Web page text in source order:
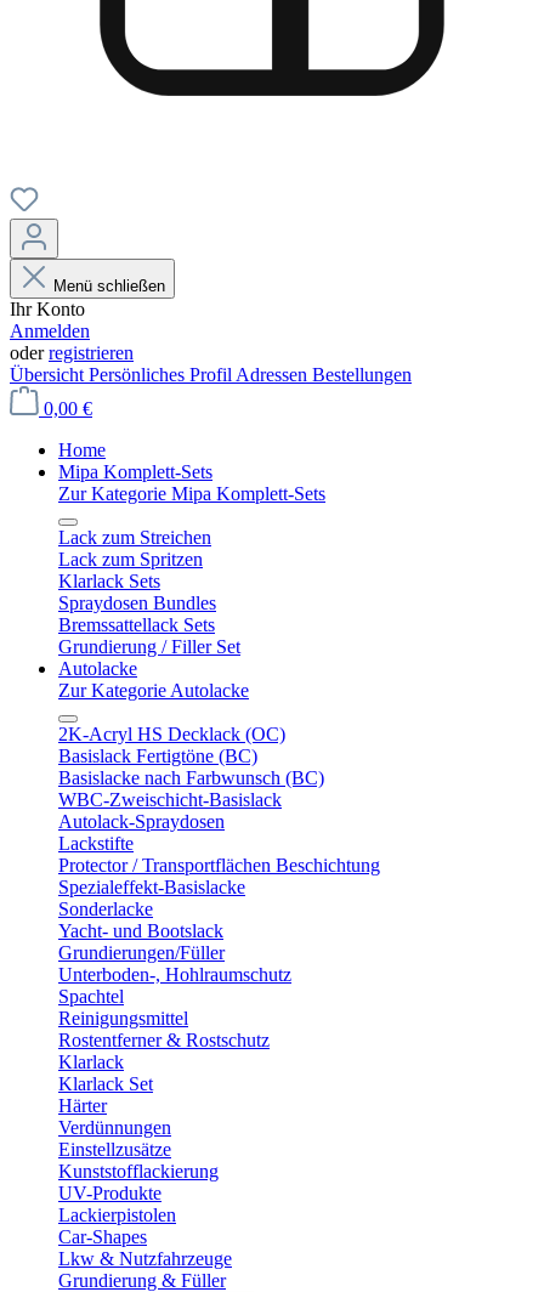
Menü schließen
Ihr Konto
Anmelden
oderregistrieren
Übersicht Persönliches Profil Adressen Bestellungen
0,00 €
Home
Mipa Komplett-Sets
Zur Kategorie Mipa Komplett-Sets
Lack zum Streichen
Lack zum Spritzen
Klarlack Sets
Spraydosen Bundles
Bremssattellack Sets
Grundierung / Filler Set
Autolacke
Zur Kategorie Autolacke
2K-Acryl HS Decklack (OC)
Basislack Fertigtöne (BC)
Basislacke nach Farbwunsch (BC)
WBC-Zweischicht-Basislack
Autolack-Spraydosen
Lackstifte
Protector / Transportflächen Beschichtung
Spezialeffekt-Basislacke
Sonderlacke
Yacht- und Bootslack
Grundierungen/Füller
Unterboden-, Hohlraumschutz
Spachtel
Reinigungsmittel
Rostentferner & Rostschutz
Klarlack
Klarlack Set
Härter
Verdünnungen
Einstellzusätze
Kunststofflackierung
UV-Produkte
Lackierpistolen
Car-Shapes
Lkw & Nutzfahrzeuge
Grundierung & Füller